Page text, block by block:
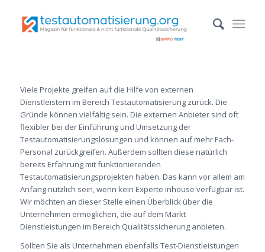
Viele Projekte greifen auf die Hilfe von externen
Dienstleistern im Bereich Testautomatisierung zurück. Die
Gründe können vielfältig sein. Die externen Anbieter sind oft
flexibler bei der Einführung und Umsetzung der
Testautomatisierungslösungen und können auf mehr Fach-
Personal zurückgreifen. Außerdem sollten diese natürlich
bereits Erfahrung mit funktionierenden
Testautomatisierungsprojekten haben. Das kann vor allem am
Anfang nützlich sein, wenn kein Experte inhouse verfügbar ist.
Wir möchten an dieser Stelle einen Überblick über die
Unternehmen ermöglichen, die auf dem Markt
Dienstleistungen im Bereich Qualitätssicherung anbieten.
Sollten Sie als Unternehmen ebenfalls Test-Dienstleistungen